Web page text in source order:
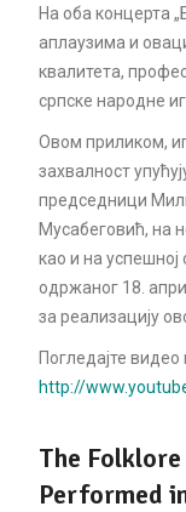
На оба концерта
аплаузима и
квалитета,
српске народне
Овом приликом,
захвалност
председници
Мусабеговић, на
као и на успешној
одржаног 18.
за реализацију
Погледајте видео
http://
The
Performed